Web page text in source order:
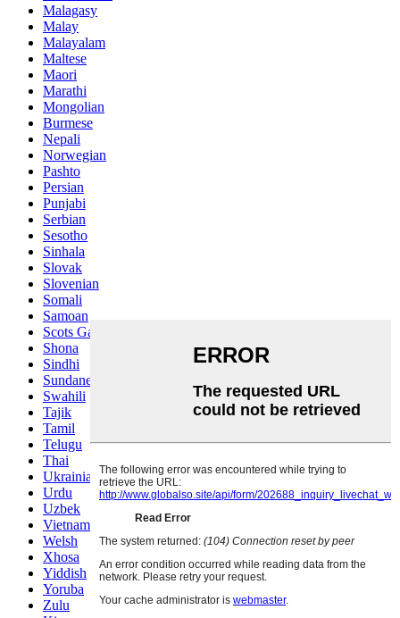
Malagasy
Malay
Malayalam
Maltese
Maori
Marathi
Mongolian
Burmese
Nepali
Norwegian
Pashto
Persian
Punjabi
Serbian
Sesotho
Sinhala
Slovak
Slovenian
Somali
Samoan
Scots Gaelic
Shona
Sindhi
Sundanese
Swahili
Tajik
Tamil
Telugu
Thai
Ukrainian
Urdu
Uzbek
Vietnamese
Welsh
Xhosa
Yiddish
Yoruba
Zulu